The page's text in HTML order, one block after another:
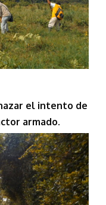
el intento de
armado.